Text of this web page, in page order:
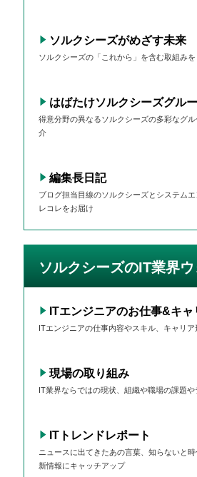
ソルクシーズがめざす未来
ソルクシーズの「これから」を含む取組み
はばたけソルクシーズグル
得意分野の異なるソルクシーズの多彩なグ
介
編集長日記
ブログ担当目線のソルクシーズとシステム
レコレをお届け
ソルクシーズのIT業界
ITエンジニアのお仕事&キャ
ITエンジニアの仕事内容やスキル、キャリ
現場の取り組み
IT業界ならではの現状、組織や職場の課題
ITトレンドレポート
ニュースに出てきたあの言葉、知らないと
新情報にキャッチアップ